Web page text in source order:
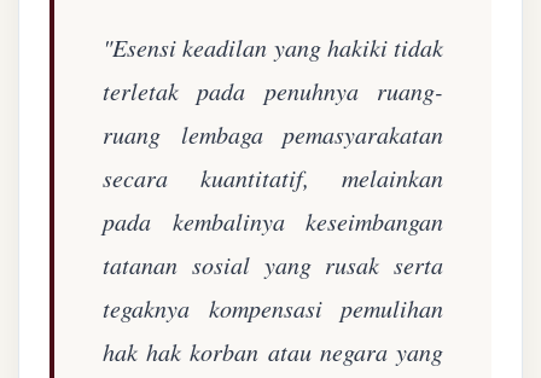
"Esensi keadilan yang hakiki tidak
terletak pada penuhnya ruang-
ruang lembaga pemasyarakatan
secara kuantitatif, melainkan
pada kembalinya keseimbangan
tatanan sosial yang rusak serta
tegaknya kompensasi pemulihan
hak hak korban atau negara yang